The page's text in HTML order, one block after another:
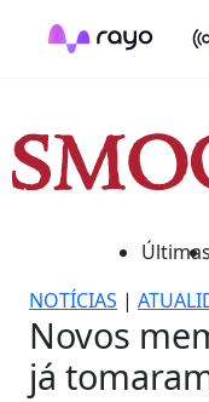
Últimas
NOTÍCIAS |
Novos
já